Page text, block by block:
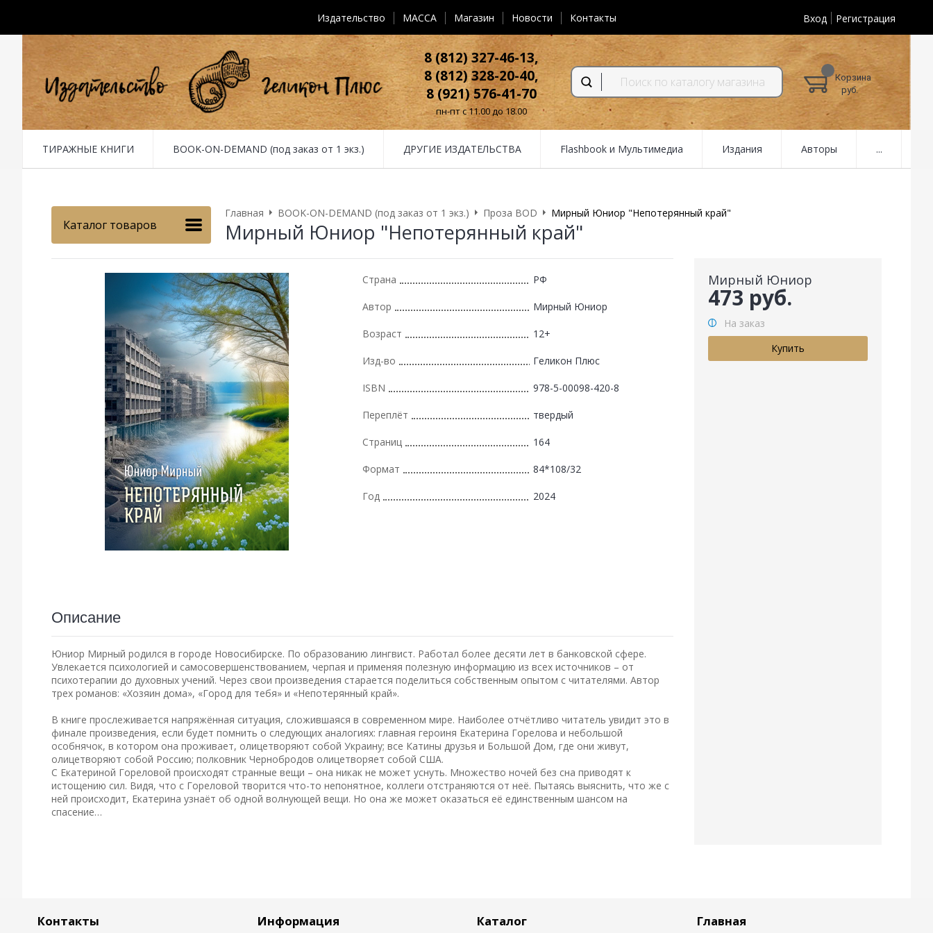
Издательство MACCA Магазин Новости Контакты Вход Регистрация
8 (812) 327-46-13,
8 (812) 328-20-40,
8 (921) 576-41-70
пн-пт с 11.00 до 18.00
Корзина
руб.
ТИРАЖНЫЕ КНИГИ BOOK-ON-DEMAND (под заказ от 1 экз.) ДРУГИЕ ИЗДАТЕЛЬСТВА Flashbook и Мультимедиа Издания Авторы ...
Каталог товаров
Главная BOOK-ON-DEMAND (под заказ от 1 экз.) Проза BOD Мирный Юниор "Непотерянный край"
Мирный Юниор "Непотерянный край"
Мирный Юниор
473 руб.
На заказ
Страна РФ
Автор Мирный Юниор
Возраст 12+
Изд-во Геликон Плюс
ISBN 978-5-00098-420-8
Переплёт твердый
Страниц 164
Формат 84*108/32
Год 2024
Описание
Юниор Мирный родился в городе Новосибирске. По образованию лингвист. Работал более десяти лет в банковской сфере.
Увлекается психологией и самосовершенствованием, черпая и применяя полезную информацию из всех источников – от
психотерапии до духовных учений. Через свои произведения старается поделиться собственным опытом с читателями. Автор
трех романов: «Хозяин дома», «Город для тебя» и «Непотерянный край».
В книге прослеживается напряжённая ситуация, сложившаяся в современном мире. Наиболее отчётливо читатель увидит это в
финале произведения, если будет помнить о следующих аналогиях: главная героиня Екатерина Горелова и небольшой
особнячок, в котором она проживает, олицетворяют собой Украину; все Катины друзья и Большой Дом, где они живут,
олицетворяют собой Россию; полковник Чернобродов олицетворяет собой США.
С Екатериной Гореловой происходят странные вещи – она никак не может уснуть. Множество ночей без сна приводят к
истощению сил. Видя, что с Гореловой творится что-то непонятное, коллеги отстраняются от неё. Пытаясь выяснить, что же с
ней происходит, Екатерина узнаёт об одной волнующей вещи. Но она же может оказаться её единственным шансом на
спасение…
Контакты Информация Каталог Главная